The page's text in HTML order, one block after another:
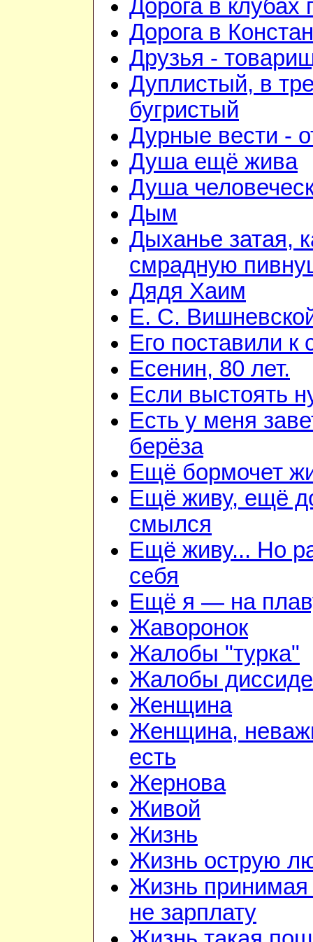
Дорога в клубах
Дорога в
Друзья -
Дуплистый, в
бугристый
Дурные вести -
Душа ещё жива
Душа
Дым
Дыханье затая,
смрадную
Дядя Хаим
Е. С.
Его поставили к
Есенин, 80 лет.
Если выстоять
Есть у меня
берёза
Ещё бормочет
Ещё живу, ещё
смылся
Ещё живу... Но
себя
Ещё я — на
Жаворонок
Жалобы "турка"
Жалобы
Женщина
Женщина,
есть
Жернова
Живой
Жизнь
Жизнь острую
Жизнь
не зарплату